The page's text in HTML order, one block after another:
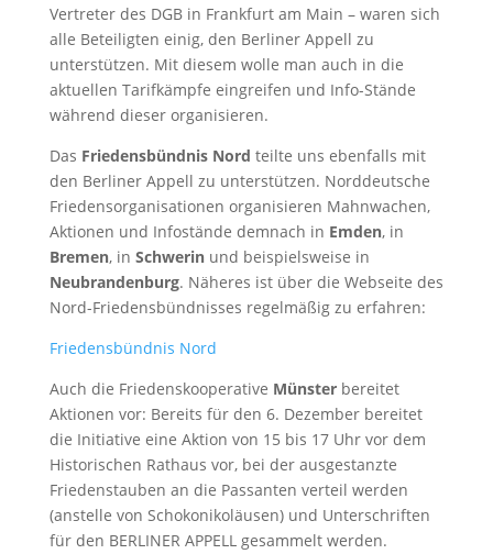
Vertreter des DGB in Frankfurt am Main – waren sich
alle Beteiligten einig, den Berliner Appell zu
unterstützen. Mit diesem wolle man auch in die
aktuellen Tarifkämpfe eingreifen und Info-Stände
während dieser organisieren.
Das Friedensbündnis Nord teilte uns ebenfalls mit
den Berliner Appell zu unterstützen. Norddeutsche
Friedensorganisationen organisieren Mahnwachen,
Aktionen und Infostände demnach in Emden, in
Bremen, in Schwerinund beispielsweise in
Neubrandenburg. Näheres ist über die Webseite des
Nord-Friedensbündnisses regelmäßig zu erfahren:
Friedensbündnis Nord
Auch die Friedenskooperative Münsterbereitet
Aktionen vor: Bereits für den 6. Dezember bereitet
die Initiative eine Aktion von 15 bis 17 Uhr vor dem
Historischen Rathaus vor, bei der ausgestanzte
Friedenstauben an die Passanten verteil werden
(anstelle von Schokonikoläusen) und Unterschriften
für den BERLINER APPELL gesammelt werden.